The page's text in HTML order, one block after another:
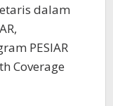
dalam
PESIAR
Coverage